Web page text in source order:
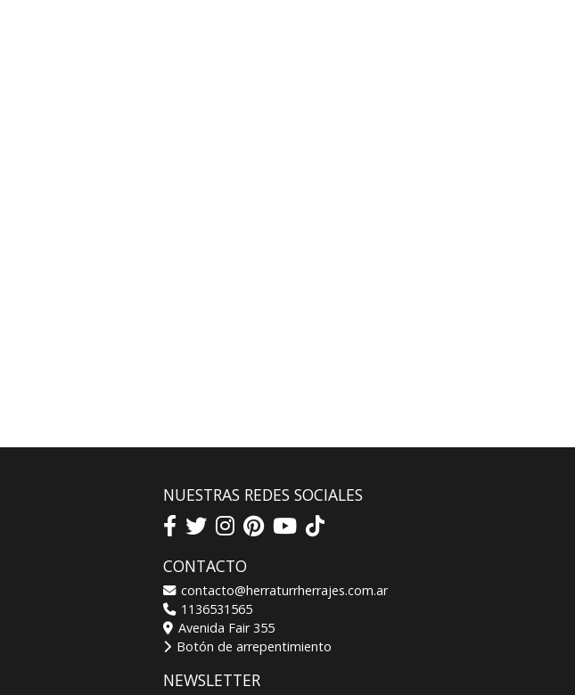
NUESTRAS REDES SOCIALES
CONTACTO
contacto@herraturrherrajes.com.ar
1136531565
Avenida Fair 355
Botón de arrepentimiento
NEWSLETTER